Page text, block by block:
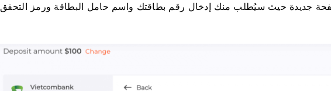
جديدة حيث سيُطلب منك إدخال رقم بطاقتك واسم حامل البطاقة ورمز التحقق